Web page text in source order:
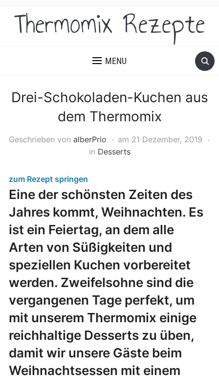
Thermomix Rezepte
MENU
Drei-Schokoladen-Kuchen aus
dem Thermomix
Geschrieben von alberPrio am 21 Dezember, 2019
in Desserts
zum Rezept springen
Eine der schönsten Zeiten des
Jahres kommt, Weihnachten. Es
ist ein Feiertag, an dem alle
Arten von Süßigkeiten und
speziellen Kuchen vorbereitet
werden. Zweifelsohne sind die
vergangenen Tage perfekt, um
mit unserem Thermomix einige
reichhaltige Desserts zu üben,
damit wir unsere Gäste beim
Weihnachtsessen mit einem